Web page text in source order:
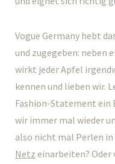
Vogue Germany hebt
und zugegeben: neben
wirkt jeder Apfel
kennen und lieben wir.
Fashion-Statement ein
wir immer mal wieder
also nicht mal Perlen in
Netz einarbeiten? Oder